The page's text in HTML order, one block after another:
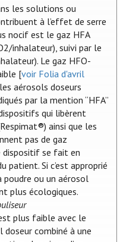
les solutions ou
à l’effet de serre
nocif est le gaz HFA
inhalateur), suivi par le
Le gaz HFO-
[voir Folia d'avril
aérosols doseurs
par la mention “HFA”
qui libèrent
ainsi que les
pas de gaz
dispositif se fait en
patient. Si c’est approprié
ou un aérosol
plus écologiques.
plus faible avec le
doseur combiné à une